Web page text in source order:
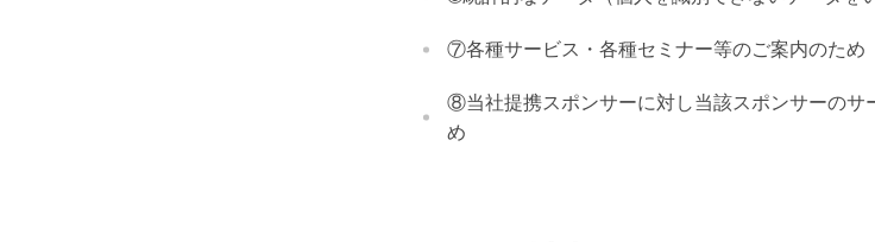
⑦各種サービス・各種セミナー等のご案内のため
⑧当社提携スポンサーに対し当該スポンサーのサ
め